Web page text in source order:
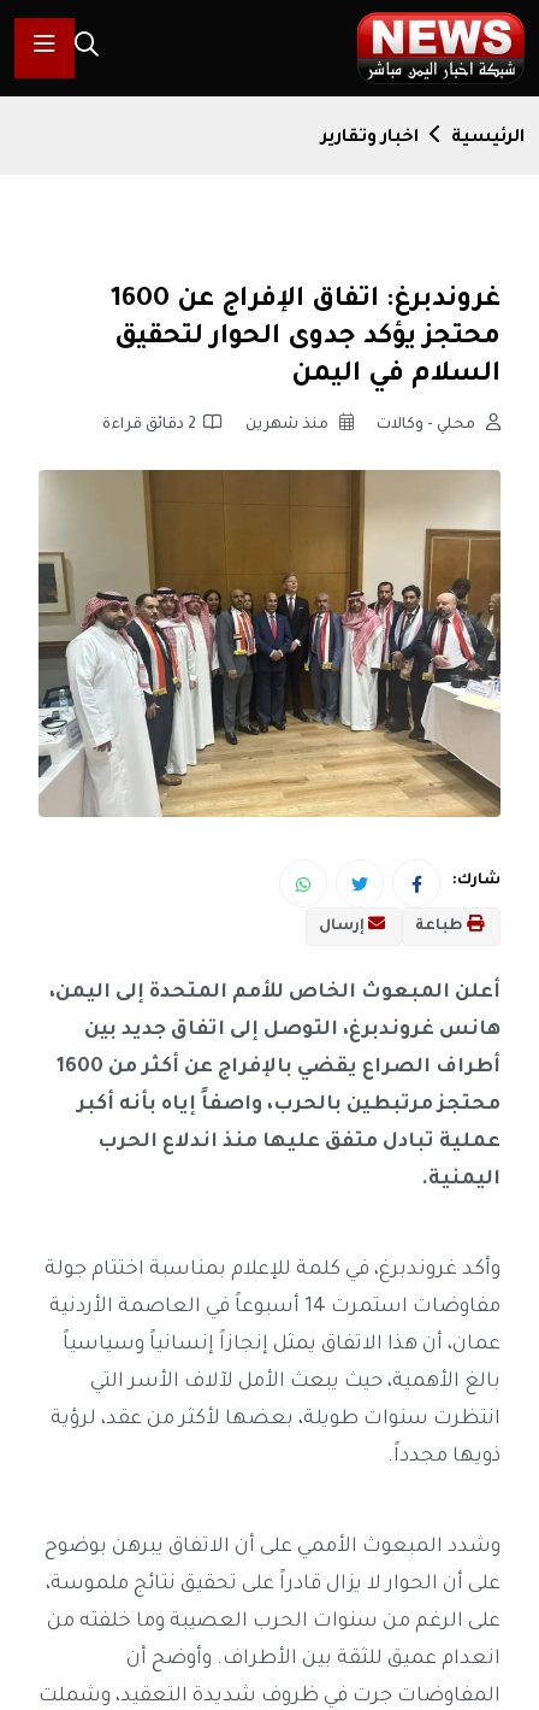
الرئيسية اخبار وتقارير
غروندبرغ: اتفاق الإفراج عن 1600
محتجز يؤكد جدوى الحوار لتحقيق
السلام في اليمن
محلي - وكالات منذ شهرين 2 دقائق قراءة
شارك:
طباعة إرسال
أعلن المبعوث الخاص للأمم المتحدة إلى اليمن،
هانس غروندبرغ، التوصل إلى اتفاق جديد بين
أطراف الصراع يقضي بالإفراج عن أكثر من 1600
محتجز مرتبطين بالحرب، واصفاً إياه بأنه أكبر
عملية تبادل متفق عليها منذ اندلاع الحرب
اليمنية.
وأكد غروندبرغ، في كلمة للإعلام بمناسبة اختتام جولة
مفاوضات استمرت 14 أسبوعاً في العاصمة الأردنية
عمان، أن هذا الاتفاق يمثل إنجازاً إنسانياً وسياسياً
بالغ الأهمية، حيث يبعث الأمل لآلاف الأسر التي
انتظرت سنوات طويلة، بعضها لأكثر من عقد، لرؤية
ذويها مجدداً.
وشدد المبعوث الأممي على أن الاتفاق يبرهن بوضوح
على أن الحوار لا يزال قادراً على تحقيق نتائج ملموسة،
على الرغم من سنوات الحرب العصيبة وما خلفته من
انعدام عميق للثقة بين الأطراف. وأوضح أن
المفاوضات جرت في ظروف شديدة التعقيد، وشملت